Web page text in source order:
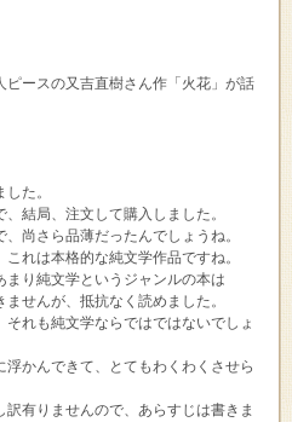
ースの又吉直樹さん作「火花」が話
た。
結局、注文して購入しました。
尚さら品薄だったんでしょうね。
れは本格的な純文学作品ですね。
り純文学というジャンルの本は
せんが、抵抗なく読めました。
れも純文学ならではではないでしょ
かんできて、とてもわくわくさせら
有りませんので、あらすじは書きま